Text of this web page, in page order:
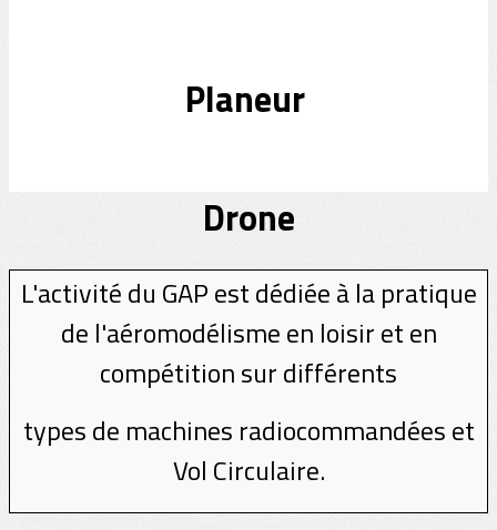
Planeur
Drone
L'activité du GAP est dédiée à la pratique
de l'aéromodélisme en loisir et en
compétition sur différents
types de machines radiocommandées et
Vol Circulaire.